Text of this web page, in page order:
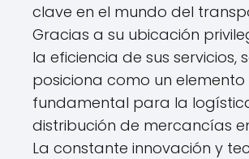
clave en el mundo del
Gracias a su ubicación
la eficiencia de sus servicios,
posiciona como un elemento
fundamental para la
distribución de mercancías
La constante innovación y